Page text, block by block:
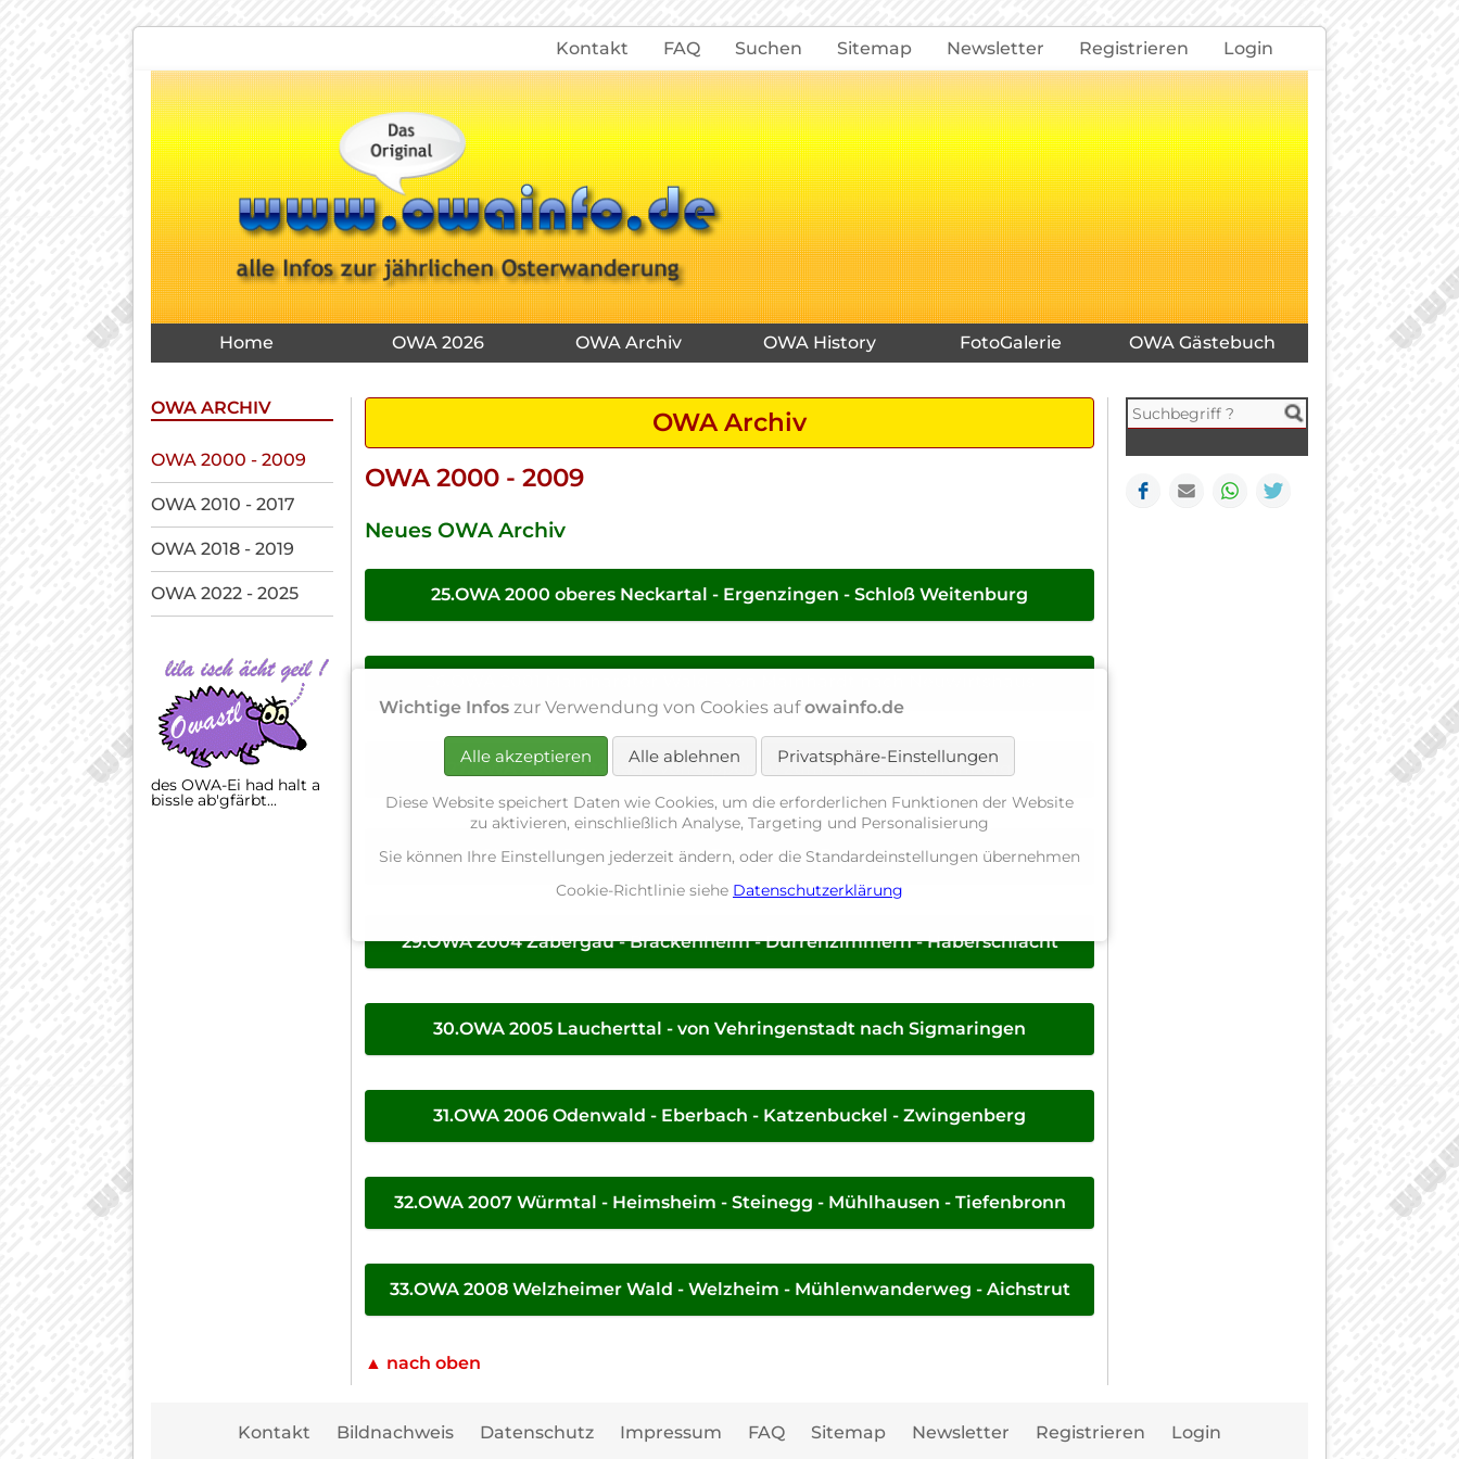
überspringen
Kontakt FAQ Suchen Sitemap Newsletter Registrieren Login
Navigation
überspringen
Home OWA 2026 OWA Archiv OWA History FotoGalerie OWA Gästebuch
OWA Archiv
OWA 2000 - 2009
Neues OWA Archiv
25.OWA 2000 oberes Neckartal - Ergenzingen - Schloß Weitenburg
27.OWA 2002 Ortenau - von Oppenau zum Schloss Staufenberg
28.OWA 2003 Schlichemtal - Talhausen - Epfendorf - Irslingen
29.OWA 2004 Zabergäu - Brackenheim - Dürrenzimmern - Haberschlacht
30.OWA 2005 Laucherttal - von Vehringenstadt nach Sigmaringen
31.OWA 2006 Odenwald - Eberbach - Katzenbuckel - Zwingenberg
32.OWA 2007 Würmtal - Heimsheim - Steinegg - Mühlhausen - Tiefenbronn
33.OWA 2008 Welzheimer Wald - Welzheim - Mühlenwanderweg - Aichstrut
▲ nach oben
OWA ARCHIV
Navigation
OWA 2000 - 2009
OWA 2010 - 2017
OWA 2018 - 2019
OWA 2022 - 2025
des OWA-Ei had halt a
bissle ab'gfärbt...
Facebook
E-mail WhatsApp
Kontakt Bildnachweis Datenschutz Impressum FAQ Sitemap Newsletter Registrieren Login
Wichtige Infos zur Verwendung von Cookies aufowainfo.de
Alle akzeptieren Alle ablehnen Privatsphäre-Einstellungen
Diese Website speichert Daten wie Cookies, um die erforderlichen Funktionen der Website
zu aktivieren, einschließlich Analyse, Targeting und Personalisierung
Sie können Ihre Einstellungen jederzeit ändern, oder die Standardeinstellungen übernehmen
Cookie-Richtlinie siehe Datenschutzerklärung